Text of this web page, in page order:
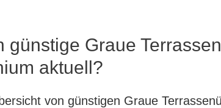
günstige Graue
aktuell?
von günstigen Graue